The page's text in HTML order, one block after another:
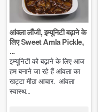
आंवला लौंजी, इम्यूनिटी बढ़ाने के
लिए Sweet Amla Pickle,
...
इम्यूनिटी को बढ़ाने के लिए आज
हम बनाने जा रहे हैं आंवला का
खट्टा मीठा आचार. आंवला
स्वास्थ...